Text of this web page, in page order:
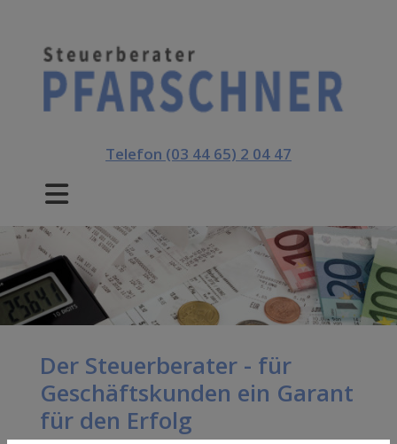
Telefon (03 44 65) 2 04 47
Der Steuerberater - für
Geschäftskunden ein Garant
für den Erfolg